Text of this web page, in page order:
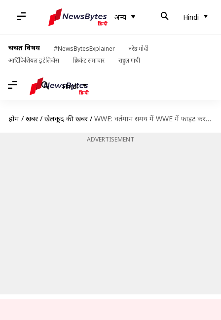
अन्य Hindi
चर्चित विषय #NewsBytesExplainer
नरेंद्र मोदी
आर्टिफिशियल इंटेलिजेंस
क्रिकेट समाचार राहुल गांधी
Hindi
होम / खबरें / खेलकूद की खबरें / WWE: वर्तमान समय में WWE में फाइट कर रही सबसे कम उम्र की 5 महिला रेसलर्स
ADVERTISEMENT